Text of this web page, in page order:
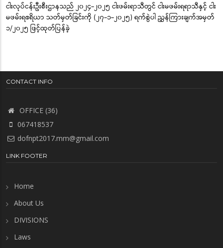
ငါးလုပ်ငန်းဦးစီးဌာနသည် ၂၀၂၄-၂၀၂၅ ငါးဖမ်းရာသီတွင် ငါးမဖမ်းရရာသီနှင့် ငါး
မဖမ်းရဧရိယာ သတ်မှတ်ခြင်းကို (၂၇-၁-၂၀၂၅) ရက်စွဲပါ ညွှန်ကြားချက်အမှတ်
၁/၂၀၂၅ ဖြင့်ထုတ်ပြန်ခဲ့
CONTACT INFO
OFFICE (36)
067418537
dofnpt2017.mm@gmail.com
LINK FOOTER
Home
About Us
DIVISIONS
Laws